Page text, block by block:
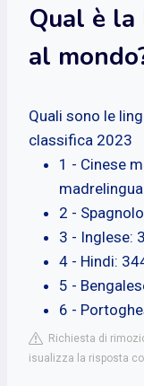
Qual è
al
Quali sono le
classifica 2023
1 - Cinese
madrelingua.
2 -
3 - Inglese:
4 - Hindi:
5 -
6 -
Richiesta di
isualizza la risposta